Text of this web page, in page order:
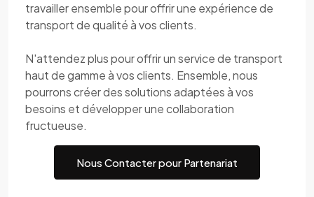
travailler ensemble pour offrir une expérience de
transport de qualité à vos clients.
N'attendez plus pour offrir un service de transport
haut de gamme à vos clients. Ensemble, nous
pourrons créer des solutions adaptées à vos
besoins et développer une collaboration
fructueuse.
Nous Contacter pour Partenariat